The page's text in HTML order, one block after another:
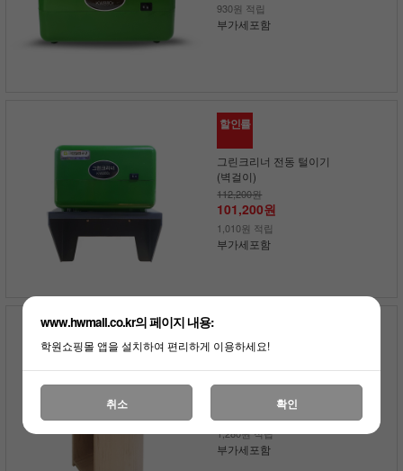
930원 적립
부가세포함
할인률
그린크리너 전동 털이기
(벽걸이)
112,200원
101,200원
1,010원 적립
부가세포함
(스탠드)
1,280원 적립
부가세포함
www.hwmall.co.kr의 페이지 내용:
학원쇼핑몰 앱을 설치하여 편리하게 이용하세요!
취소 확인